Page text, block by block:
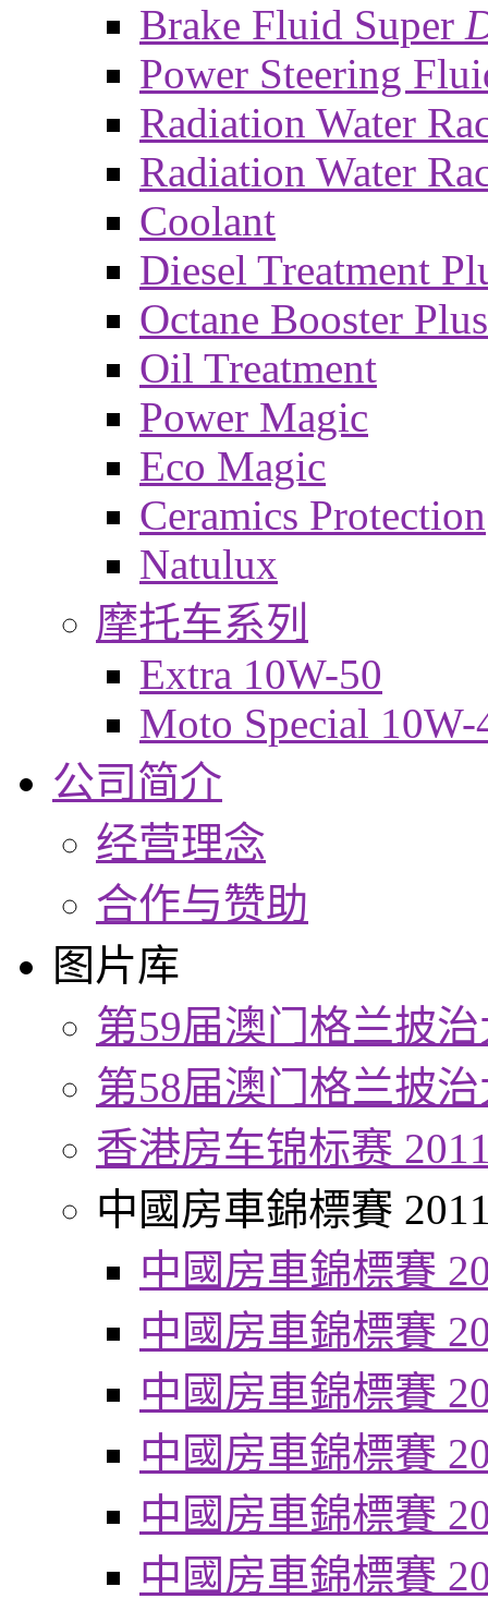
Brake Fluid Super
Power Steering
Radiation Water
Radiation Water
Coolant
Diesel Treatment
Octane Booster Plus
Oil Treatment
Power Magic
Eco Magic
Ceramics Protection
Natulux
摩托车系列
Extra 10W-50
Moto Special 10W-
公司简介
经营理念
合作与赞助
图片库
第59届澳门格兰披
第58届澳门格兰披
香港房车锦标赛
中國房車錦標賽
中國房車錦標賽
中國房車錦標賽
中國房車錦標賽
中國房車錦標賽
中國房車錦標賽
中國房車錦標賽